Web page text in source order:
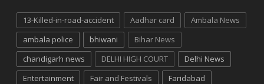
13-Killed-in-road-accident Aadhar card
Ambala News
ambala police
bhiwani
Bihar News
chandigarh news
DELHI HIGH COURT
Delhi News
Entertainment
Fair and Festivals
Faridabad